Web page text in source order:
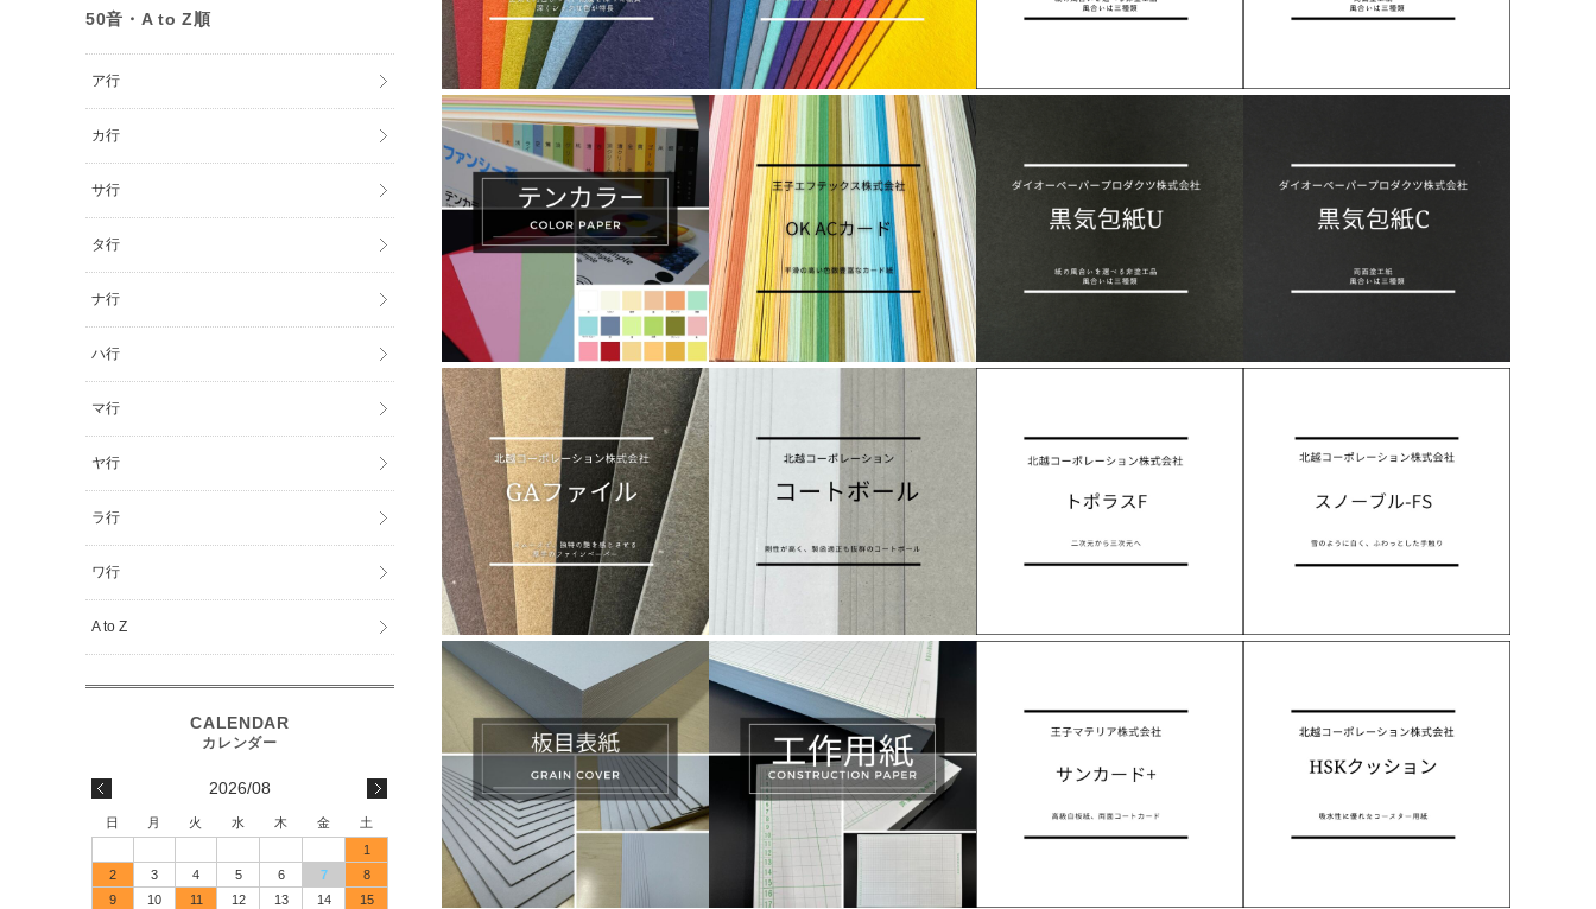
50音・A to Z順
ア行
カ行
サ行
タ行
ナ行
ハ行
マ行
ヤ行
ラ行
ワ行
A to Z
2026/08
日 月 火 水 木 金
土
1
2
3 4 5 6 7
8
9
10 11 12 13 14
15